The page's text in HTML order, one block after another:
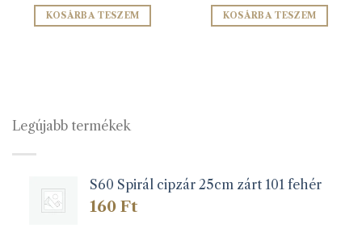
KOSÁRBA TESZEM KOSÁRBA TESZEM
Legújabb termékek
S60 Spirál cipzár 25cm zárt 101 fehér
160 Ft